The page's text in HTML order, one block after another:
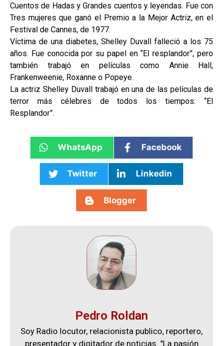
Cuentos de Hadas y Grandes cuentos y leyendas. Fue con
Tres mujeres que ganó el Premio a la Mejor Actriz, en el
Festival de Cannes, de 1977.
Víctima de una diabetes, Shelley Duvall falleció a los 75
años. Fue conocida por su papel en “El resplandor”, pero
también trabajó en películas como Annie Hall,
Frankenweenie, Roxanne o Popeye.
La actriz Shelley Duvall trabajó en una de las películas de
terror más célebres de todos los tiempos: “El
Resplandor”.
WhatsApp Facebook
Twitter Linkedin
Blogger
Pedro Roldan
Soy Radio locutor, relacionista publico, reportero,
presentador y digitador de noticias. "La pasión